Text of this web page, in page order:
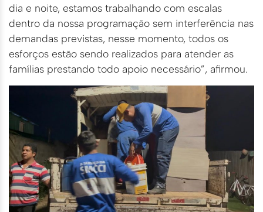
dia e noite, estamos trabalhando com escalas
dentro da nossa programação sem interferência nas
demandas previstas, nesse momento, todos os
esforços estão sendo realizados para atender as
famílias prestando todo apoio necessário”, afirmou.